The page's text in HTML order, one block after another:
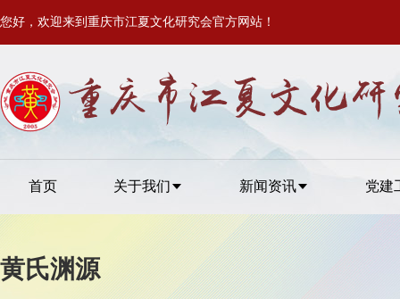
您好，欢迎来到重庆市江夏文化研究会官方网站！
首页 关于我们 新闻资讯 党建
黄氏渊源